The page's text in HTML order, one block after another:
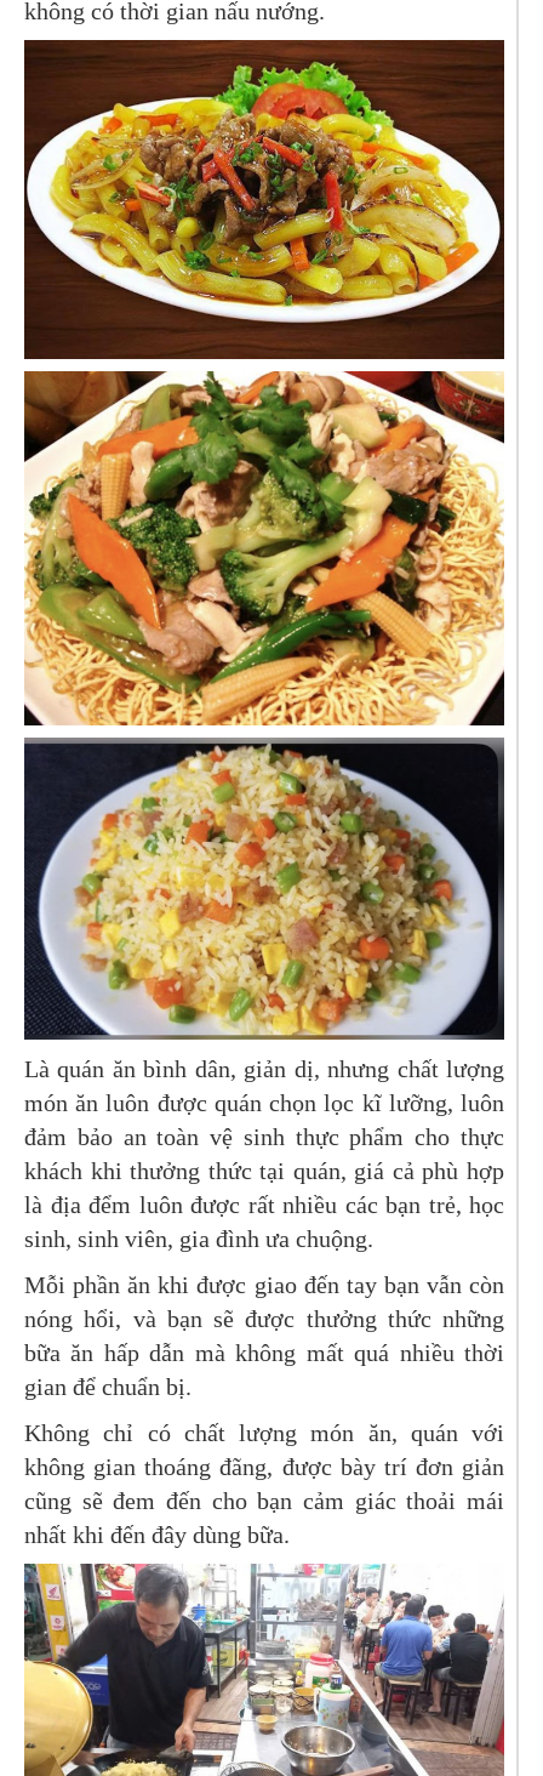
không có thời gian nấu nướng.
Là quán ăn bình dân, giản dị, nhưng chất lượng
món ăn luôn được quán chọn lọc kĩ lưỡng, luôn
đảm bảo an toàn vệ sinh thực phẩm cho thực
khách khi thưởng thức tại quán, giá cả phù hợp
là địa đểm luôn được rất nhiều các bạn trẻ, học
sinh, sinh viên, gia đình ưa chuộng.
Mỗi phần ăn khi được giao đến tay bạn vẫn còn
nóng hổi, và bạn sẽ được thưởng thức những
bữa ăn hấp dẫn mà không mất quá nhiều thời
gian để chuẩn bị.
Không chỉ có chất lượng món ăn, quán với
không gian thoáng đãng, được bày trí đơn giản
cũng sẽ đem đến cho bạn cảm giác thoải mái
nhất khi đến đây dùng bữa.